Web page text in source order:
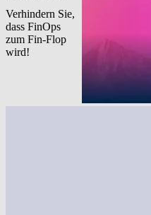
Verhindern Sie,
dass FinOps
zum Fin-Flop
wird!